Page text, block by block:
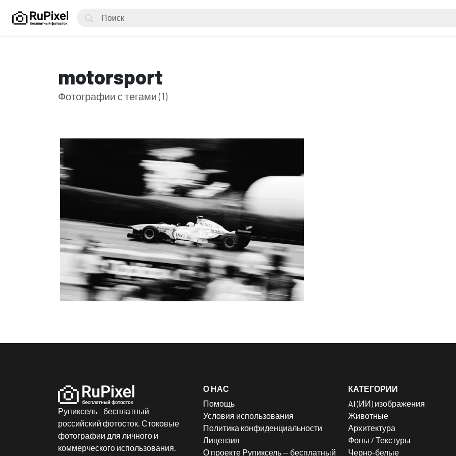
motorsport
Фотографии с тегами (1)
Рупиксель - бесплатный
российский фотосток. Стоковые
фотографии для личного и
коммерческого использования.
О НАС
Помощь
Условия использования
Политика конфиденциальности
Лицензия
О проекте Рупиксель — бесплатный
КАТЕГОРИИ
AI (ИИ) изображения
Животные
Архитектура
Фоны / Текстуры
Черно-белые